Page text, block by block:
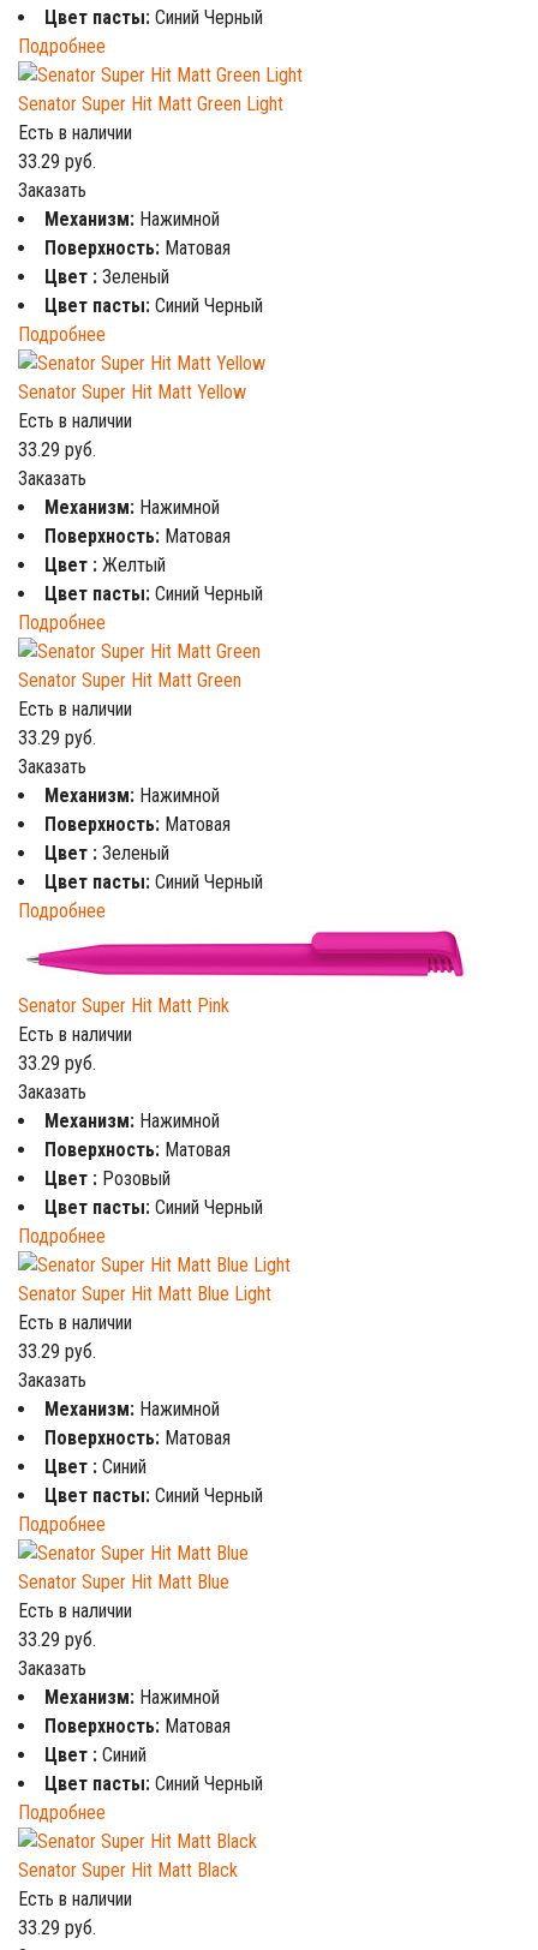
Цвет пасты: Синий Черный
Подробнее
Senator Super Hit Matt Green Light
Есть в наличии
33.29 руб.
Заказать
Механизм: Нажимной
Поверхность: Матовая
Цвет : Зеленый
Цвет пасты: Синий Черный
Подробнее
Senator Super Hit Matt Yellow
Есть в наличии
33.29 руб.
Заказать
Механизм: Нажимной
Поверхность: Матовая
Цвет : Желтый
Цвет пасты: Синий Черный
Подробнее
Senator Super Hit Matt Green
Есть в наличии
33.29 руб.
Заказать
Механизм: Нажимной
Поверхность: Матовая
Цвет : Зеленый
Цвет пасты: Синий Черный
Подробнее
Senator Super Hit Matt Pink
Есть в наличии
33.29 руб.
Заказать
Механизм: Нажимной
Поверхность: Матовая
Цвет : Розовый
Цвет пасты: Синий Черный
Подробнее
Senator Super Hit Matt Blue Light
Есть в наличии
33.29 руб.
Заказать
Механизм: Нажимной
Поверхность: Матовая
Цвет : Синий
Цвет пасты: Синий Черный
Подробнее
Senator Super Hit Matt Blue
Есть в наличии
33.29 руб.
Заказать
Механизм: Нажимной
Поверхность: Матовая
Цвет : Синий
Цвет пасты: Синий Черный
Подробнее
Senator Super Hit Matt Black
Есть в наличии
33.29 руб.